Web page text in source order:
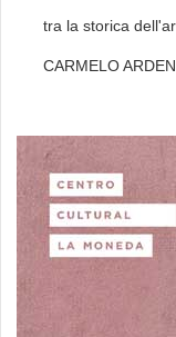
tra la storica
CARMELO